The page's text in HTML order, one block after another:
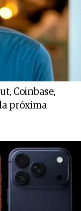
Coinbase,
próxima